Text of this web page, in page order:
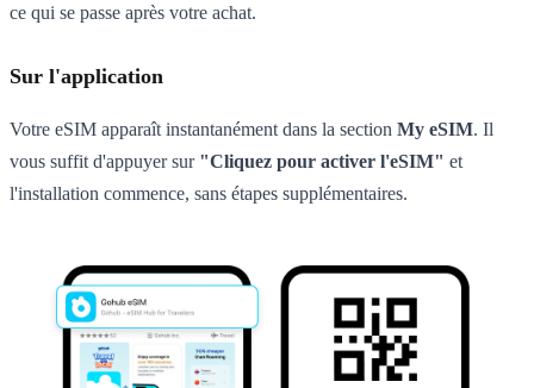
ce qui se passe après votre achat.
Sur l'application
Votre eSIM apparaît instantanément dans la section My eSIM. Il
vous suffit d'appuyer sur "Cliquez pour activer l'eSIM" et
l'installation commence, sans étapes supplémentaires.